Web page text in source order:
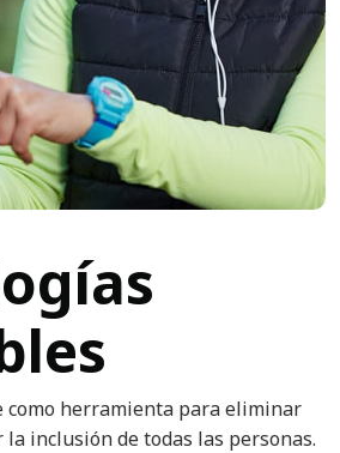
como herramienta para eliminar
inclusión de todas las personas.